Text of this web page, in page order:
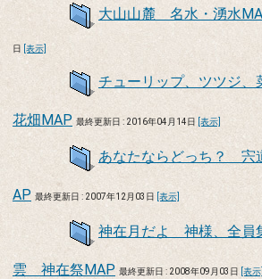
大山山麓 名水・湧水
日 [表示]
チューリップ、ツツジ
花畑MAP 最終更新日 : 2016年04月14日 [表示]
あなたならどっち？ 宍
AP 最終更新日 : 2007年12月03日 [表示]
神在月だよ 神様、全員
雲 神在祭MAP 最終更新日 : 2008年09月03日 [表示]